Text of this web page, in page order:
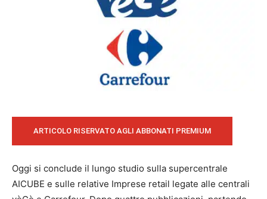
ARTICOLO RISERVATO AGLI ABBONATI PREMIUM
Oggi si conclude il lungo studio sulla supercentrale
AICUBE e sulle relative Imprese retail legate alle centrali